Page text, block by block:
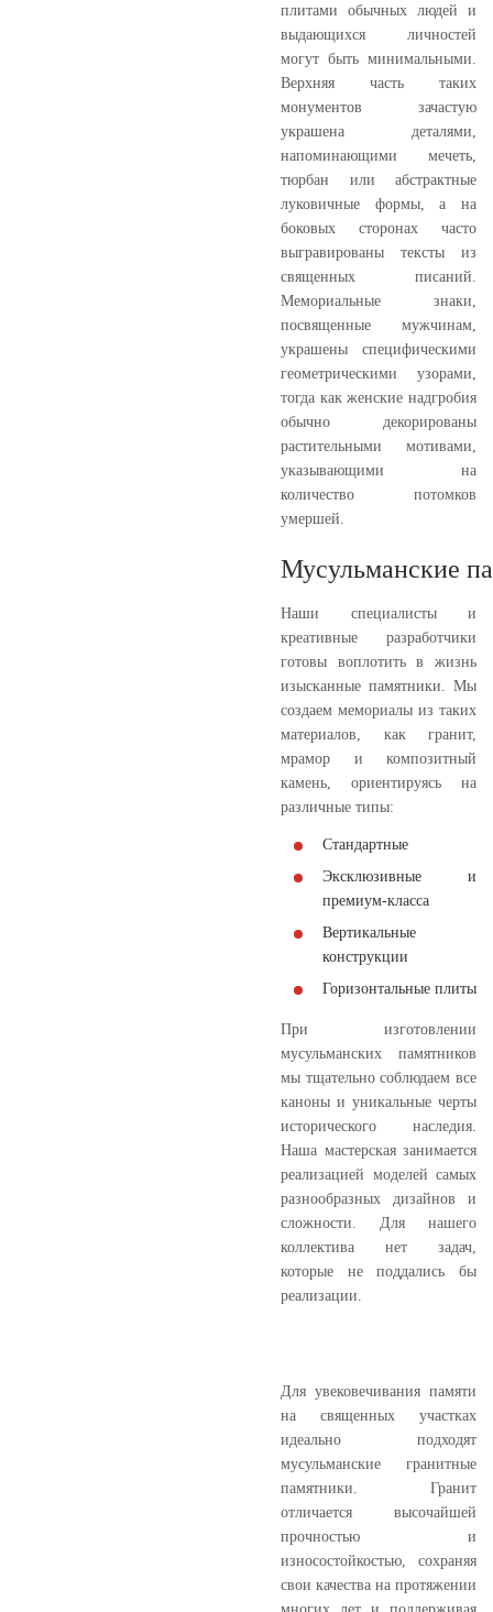
плитами обычных людей и
выдающихся личностей
могут быть минимальными.
Верхняя часть таких
монументов зачастую
украшена деталями,
напоминающими мечеть,
тюрбан или абстрактные
луковичные формы, а на
боковых сторонах часто
выгравированы тексты из
священных писаний.
Мемориальные знаки,
посвященные мужчинам,
украшены специфическими
геометрическими узорами,
тогда как женские надгробия
обычно декорированы
растительными мотивами,
указывающими на
количество потомков
умершей.
Мусульманские
Наши специалисты и
креативные разработчики
готовы воплотить в жизнь
изысканные памятники. Мы
создаем мемориалы из таких
материалов, как гранит,
мрамор и композитный
камень, ориентируясь на
различные типы:
Стандартные
Эксклюзивные и
премиум-класса
Вертикальные
конструкции
Горизонтальные плиты
При изготовлении
мусульманских памятников
мы тщательно соблюдаем все
каноны и уникальные черты
исторического наследия.
Наша мастерская занимается
реализацией моделей самых
разнообразных дизайнов и
сложности. Для нашего
коллектива нет задач,
которые не поддались бы
реализации.
Для увековечивания памяти
на священных участках
идеально подходят
мусульманские гранитные
памятники. Гранит
отличается высочайшей
прочностью и
износостойкостью, сохраняя
свои качества на протяжении